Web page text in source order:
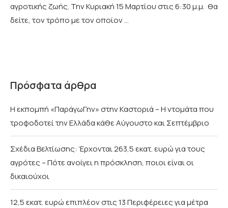
αγροτικής ζωής. Την Κυριακή 15 Μαρτίου στις 6:30 μ.μ. θα
δείτε, τον τρόπο με τον οποίον …
Πρόσφατα άρθρα
Η εκπομπή «ΠαράγωΓην» στην Καστοριά – Η ντομάτα που
τροφοδοτεί την Ελλάδα κάθε Αύγουστο και Σεπτέμβριο
Σχέδια Βελτίωσης: Έρχονται 263,5 εκατ. ευρώ για τους
αγρότες – Πότε ανοίγει η πρόσκληση, ποιοι είναι οι
δικαιούχοι
12,5 εκατ. ευρώ επιπλέον στις 13 Περιφέρειες για μέτρα